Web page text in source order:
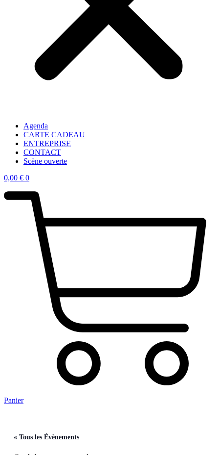
Agenda
CARTE CADEAU
ENTREPRISE
CONTACT
Scène ouverte
0,00 € 0
Panier
« Tous les Évènements